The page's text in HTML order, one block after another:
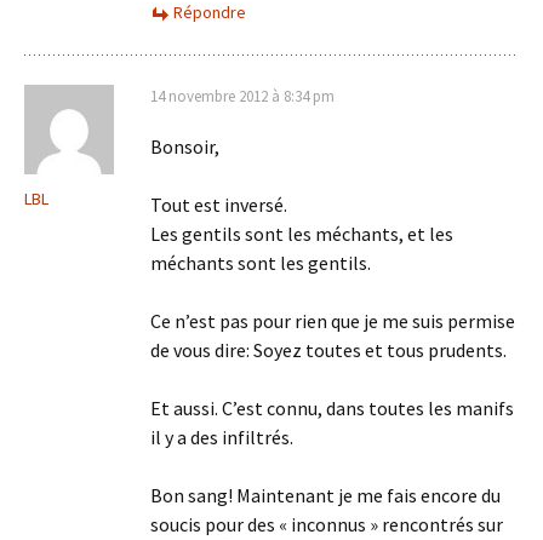
Répondre
LBL
14 novembre 2012 à 8:34 pm
Bonsoir,
Tout est inversé.
Les gentils sont les méchants, et les
méchants sont les gentils.
Ce n’est pas pour rien que je me suis permise
de vous dire: Soyez toutes et tous prudents.
Et aussi. C’est connu, dans toutes les manifs
il y a des infiltrés.
Bon sang! Maintenant je me fais encore du
soucis pour des « inconnus » rencontrés sur